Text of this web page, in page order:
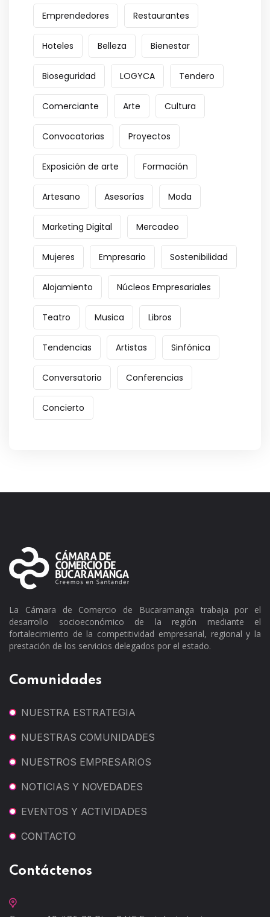
Emprendedores Restaurantes
Hoteles Belleza Bienestar
Bioseguridad LOGYCA Tendero
Comerciante Arte Cultura
Convocatorias Proyectos
Exposición de arte Formación
Artesano Asesorías Moda
Marketing Digital Mercadeo
Mujeres Empresario Sostenibilidad
Alojamiento Núcleos Empresariales
Teatro Musica Libros
Tendencias Artistas Sinfónica
Conversatorio Conferencias
Concierto
La Cámara de Comercio de Bucaramanga trabaja por el
desarrollo socioeconómico de la región mediante el
fortalecimiento de la competitividad empresarial, regional y la
prestación de los servicios delegados por el estado.
Comunidades
NUESTRA ESTRATEGIA
NUESTRAS COMUNIDADES
NUESTROS EMPRESARIOS
NOTICIAS Y NOVEDADES
EVENTOS Y ACTIVIDADES
CONTACTO
Contáctenos